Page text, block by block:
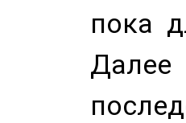
пока